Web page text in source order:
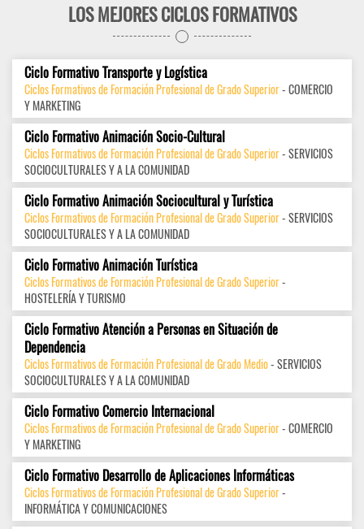
LOS MEJORES CICLOS FORMATIVOS
Ciclo Formativo Transporte y Logística
Ciclos Formativos de Formación Profesional de Grado Superior- COMERCIO
Y MARKETING
Ciclo Formativo Animación Socio-Cultural
Ciclos Formativos de Formación Profesional de Grado Superior- SERVICIOS
SOCIOCULTURALES Y A LA COMUNIDAD
Ciclo Formativo Animación Sociocultural y Turística
Ciclos Formativos de Formación Profesional de Grado Superior- SERVICIOS
SOCIOCULTURALES Y A LA COMUNIDAD
Ciclo Formativo Animación Turística
Ciclos Formativos de Formación Profesional de Grado Superior-
HOSTELERÍA Y TURISMO
Ciclo Formativo Atención a Personas en Situación de
Dependencia
Ciclos Formativos de Formación Profesional de Grado Medio- SERVICIOS
SOCIOCULTURALES Y A LA COMUNIDAD
Ciclo Formativo Comercio Internacional
Ciclos Formativos de Formación Profesional de Grado Superior- COMERCIO
Y MARKETING
Ciclo Formativo Desarrollo de Aplicaciones Informáticas
Ciclos Formativos de Formación Profesional de Grado Superior-
INFORMÁTICA Y COMUNICACIONES